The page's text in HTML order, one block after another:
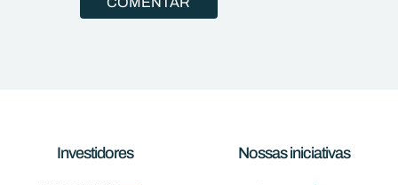
Investidores Nossas iniciativas